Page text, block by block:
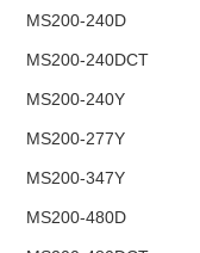
MS200-240D
MS200-240DCT
MS200-240Y
MS200-277Y
MS200-347Y
MS200-480D